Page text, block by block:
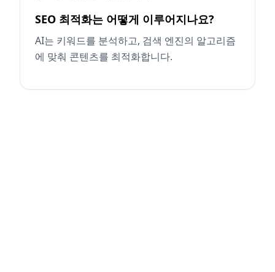
SEO 최적화는 어떻게 이루어지나요?
AI는 키워드를 분석하고, 검색 엔진의 알고리즘
에 맞춰 콘텐츠를 최적화합니다.